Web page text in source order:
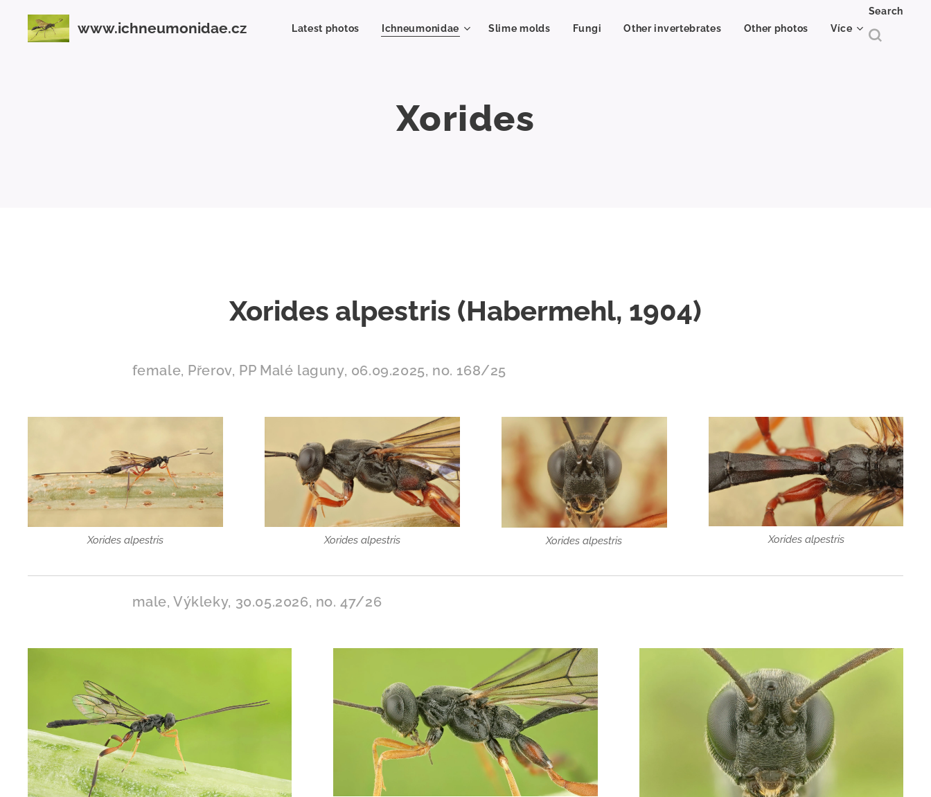
www.ichneumonidae.cz Latest photos Ichneumonidae Slime molds Fungi Other invertebrates Other photos Více
Search
Xorides
Xorides alpestris (Habermehl, 1904)
female, Přerov, PP Malé laguny, 06.09.2025, no. 168/25
Xorides alpestris Xorides alpestris Xorides alpestris Xorides alpestris
male, Výkleky, 30.05.2026, no. 47/26